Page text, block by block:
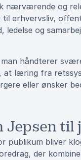
nærværende og
til erhvervsliv,
og
håndterer
at læring fra
eller ønsker
Jepsen
publikum bliver
der